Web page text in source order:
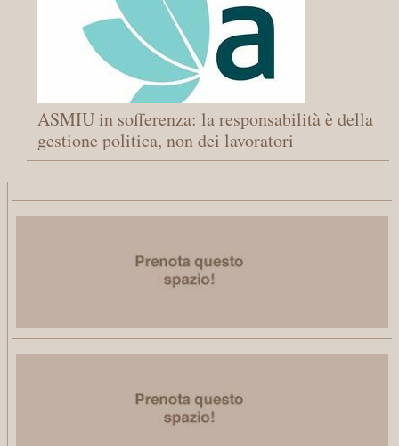
ASMIU in sofferenza: la responsabilità è della
gestione politica, non dei lavoratori